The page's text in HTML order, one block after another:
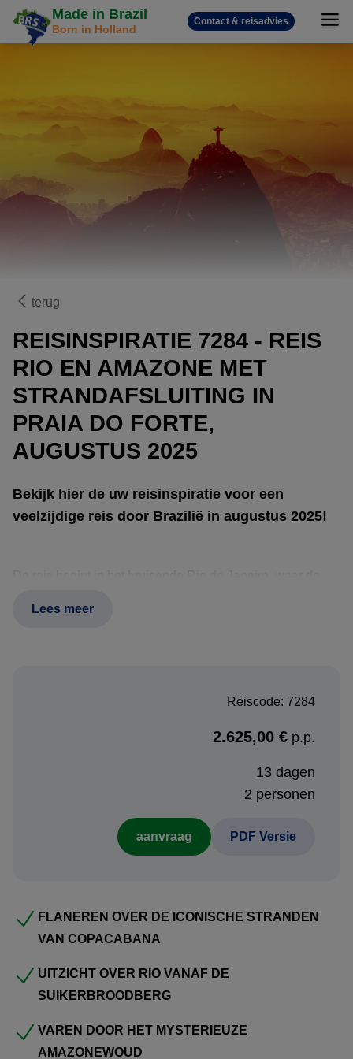
Made in Brazil
Born in Holland
Contact & reisadvies
terug
REISINSPIRATIE 7284 - REIS
RIO EN AMAZONE MET
STRANDAFSLUITING IN
PRAIA DO FORTE,
AUGUSTUS 2025
Bekijk hier de uw reisinspiratie voor een
veelzijdige reis door Brazilië in augustus 2025!
Na het verblijf in Rio volgt een bijzondere ontdekkingstocht
naar het Amazonegebied rond Manaus. Hier wordt de
ongerepte natuur van het regenwoud ervaren: denk aan
bootsafari’s op zoek naar kleurrijke vogels en misschien
zelfs rivierdolfijnen, junglewandelingen bij dageraad en
ontmoetingen met lokale gemeenschappen. De
De reis wordt in stijl afgesloten aan de kust van Praia do
Forte. In deze tropische omgeving bieden witte
zandstranden, palmbomen en de warme Atlantische
wellness, smaakvolle gastronomie en een sfeervolle
ambiance – een perfecte afsluiting van een inspirerende
Lees meer
Reiscode: 7284
2.625,00 € p.p.
13 dagen
2 personen
aanvraag PDF Versie
FLANEREN OVER DE ICONISCHE STRANDEN
VAN COPACABANA
UITZICHT OVER RIO VANAF DE
SUIKERBROODBERG
VAREN DOOR HET MYSTERIEUZE
AMAZONEWOUD